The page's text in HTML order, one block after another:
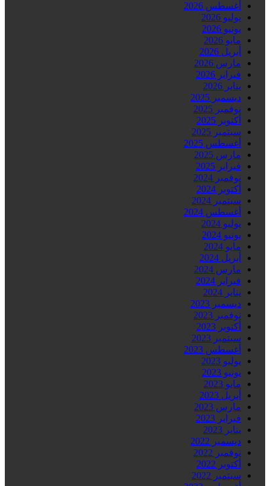
أغسطس 2026
يوليو 2026
يونيو 2026
مايو 2026
أبريل 2026
مارس 2026
فبراير 2026
يناير 2026
ديسمبر 2025
نوفمبر 2025
أكتوبر 2025
سبتمبر 2025
أغسطس 2025
مارس 2025
فبراير 2025
نوفمبر 2024
أكتوبر 2024
سبتمبر 2024
أغسطس 2024
يوليو 2024
يونيو 2024
مايو 2024
أبريل 2024
مارس 2024
فبراير 2024
يناير 2024
ديسمبر 2023
نوفمبر 2023
أكتوبر 2023
سبتمبر 2023
أغسطس 2023
يوليو 2023
يونيو 2023
مايو 2023
أبريل 2023
مارس 2023
فبراير 2023
يناير 2023
ديسمبر 2022
نوفمبر 2022
أكتوبر 2022
سبتمبر 2022